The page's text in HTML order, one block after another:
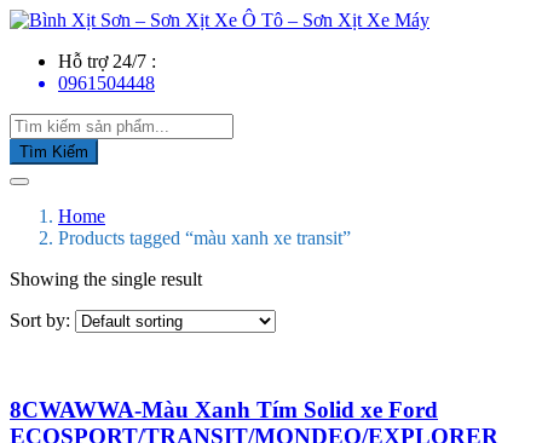
Hỗ trợ 24/7 :
0961504448
Tìm Kiếm
Home
Products tagged “màu xanh xe transit”
Showing the single result
Sort by:
8CWAWWA-Màu Xanh Tím Solid xe Ford
ECOSPORT/TRANSIT/MONDEO/EXPLORER